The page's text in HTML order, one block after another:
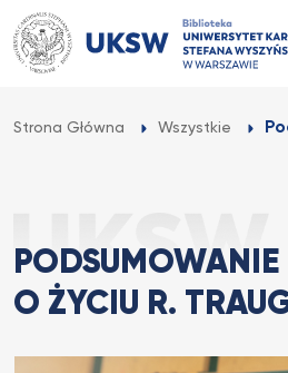
Przejdź
do
treści
Strona Główna Wszystkie
PODSUMOWANIE
O ŻYCIU R.